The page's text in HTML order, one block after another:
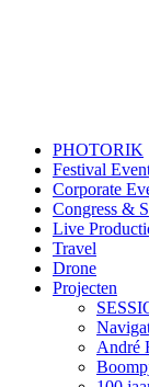
PHOTORIK
Festival
Corporate
Congress &
Live
Travel
Drone
Projecten
André